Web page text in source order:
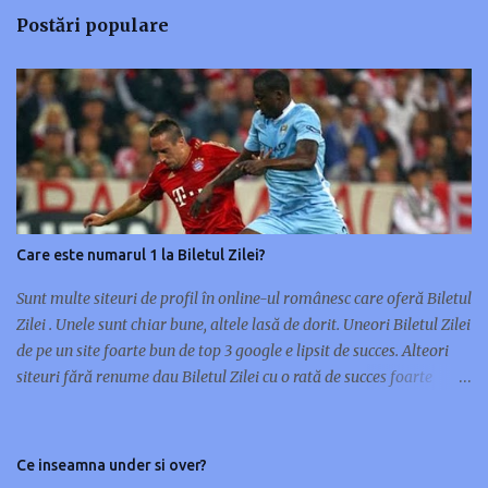
m
t
e
ț
i
u
n
c
m
e
n
t
a
Postări populare
Care este numarul 1 la Biletul Zilei?
Sunt multe siteuri de profil în online-ul românesc care oferă Biletul
Zilei . Unele sunt chiar bune, altele lasă de dorit. Uneori Biletul Zilei
de pe un site foarte bun de top 3 google e lipsit de succes. Alteori
siteuri fără renume dau Biletul Zilei cu o rată de succes foarte
doar unul sau maxim două. Cu ocazia asta m-am gândit să scriu
Ce inseamna under si over?